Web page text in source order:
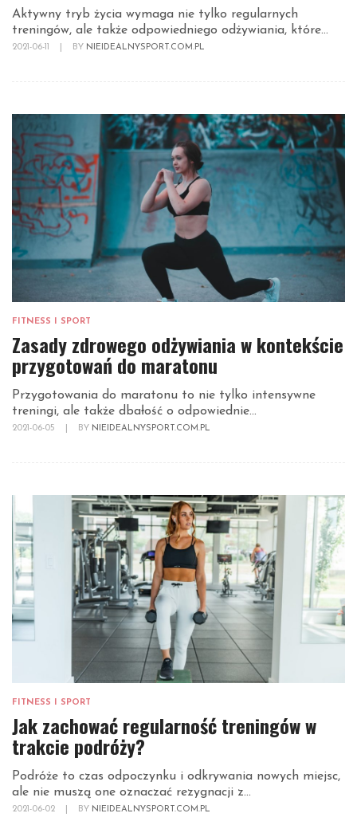
Aktywny tryb życia wymaga nie tylko regularnych
treningów, ale także odpowiedniego odżywiania, które...
2021-06-11 BY NIEIDEALNYSPORT.COM.PL
FITNESS I SPORT
Zasady zdrowego odżywiania w kontekście
przygotowań do maratonu
Przygotowania do maratonu to nie tylko intensywne
treningi, ale także dbałość o odpowiednie...
2021-06-05 BY NIEIDEALNYSPORT.COM.PL
FITNESS I SPORT
Jak zachować regularność treningów w
trakcie podróży?
Podróże to czas odpoczynku i odkrywania nowych miejsc,
ale nie muszą one oznaczać rezygnacji z...
2021-06-02 BY NIEIDEALNYSPORT.COM.PL